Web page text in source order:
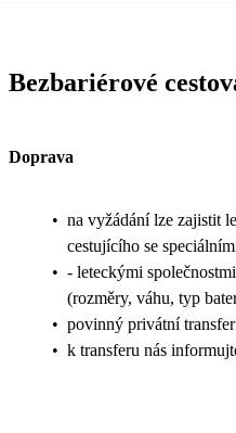
Bezbariérové
Doprava
• na vyžádání lze zajistit
cestujícího se
• - leteckými
(rozměry, váhu, typ
• povinný privátní
• k transferu nás